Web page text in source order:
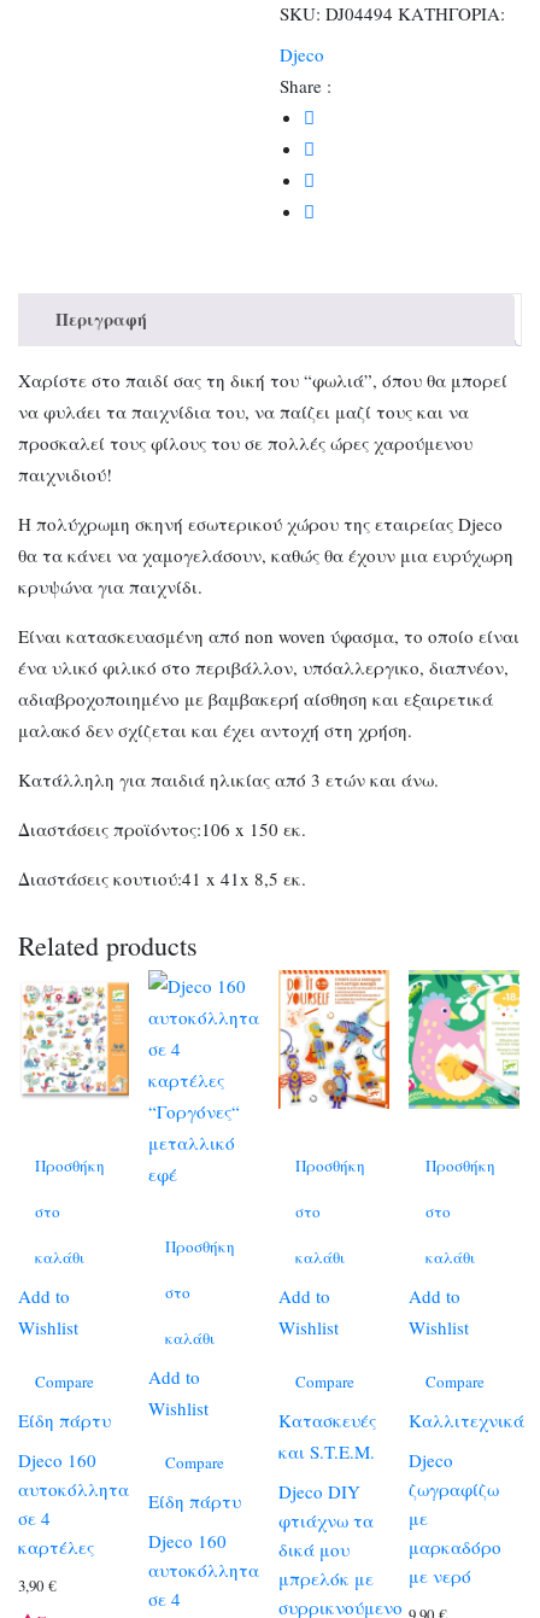
SKU: DJ04494 ΚΑΤΗΓΟΡΙΑ:
Djeco
Share :
Περιγραφή
Χαρίστε στο παιδί σας τη δική του “φωλιά”, όπου θα μπορεί
να φυλάει τα παιχνίδια του, να παίζει μαζί τους και να
προσκαλεί τους φίλους του σε πολλές ώρες χαρούμενου
παιχνιδιού!
Η πολύχρωμη σκηνή εσωτερικού χώρου της εταιρείας Djeco
θα τα κάνει να χαμογελάσουν, καθώς θα έχουν μια ευρύχωρη
κρυψώνα για παιχνίδι.
Είναι κατασκευασμένη από non woven ύφασμα, το οποίο είναι
ένα υλικό φιλικό στο περιβάλλον, υπόαλλεργικο, διαπνέον,
αδιαβροχοποιημένο με βαμβακερή αίσθηση και εξαιρετικά
μαλακό δεν σχίζεται και έχει αντοχή στη χρήση.
Κατάλληλη για παιδιά ηλικίας από 3 ετών και άνω.
Διαστάσεις προϊόντος:106 x 150 εκ.
Διαστάσεις κουτιού:41 x 41x 8,5 εκ.
Related products
Προσθήκη
στο
καλάθι
Add to
Wishlist
Compare
Είδη πάρτυ
Djeco 160
αυτοκόλλητα
σε 4
καρτέλες
3,90 €
Προσθήκη
στο
καλάθι
Add to
Wishlist
Compare
Είδη πάρτυ
Djeco 160
αυτοκόλλητα
σε 4
Προσθήκη
στο
καλάθι
Add to
Wishlist
Compare
Κατασκευές
και S.T.E.M.
Djeco DIY
φτιάχνω τα
δικά μου
μπρελόκ με
συρρικνούμενο
Προσθήκη
στο
καλάθι
Add to
Wishlist
Compare
Καλλιτεχνικά
Djeco
ζωγραφίζω
με
μαρκαδόρο
με νερό